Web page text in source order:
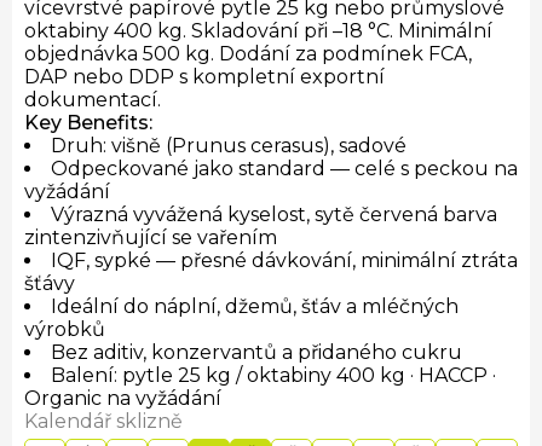
vícevrstvé papírové pytle 25 kg nebo průmyslové
oktabiny 400 kg. Skladování při –18 °C. Minimální
objednávka 500 kg. Dodání za podmínek FCA,
DAP nebo DDP s kompletní exportní
dokumentací.
Key Benefits:
Druh: višně (Prunus cerasus), sadové
Odpeckované jako standard — celé s peckou na
vyžádání
Výrazná vyvážená kyselost, sytě červená barva
zintenzivňující se vařením
IQF, sypké — přesné dávkování, minimální ztráta
šťávy
Ideální do náplní, džemů, šťáv a mléčných
výrobků
Bez aditiv, konzervantů a přidaného cukru
Balení: pytle 25 kg / oktabiny 400 kg · HACCP ·
Organic na vyžádání
Kalendář sklizně